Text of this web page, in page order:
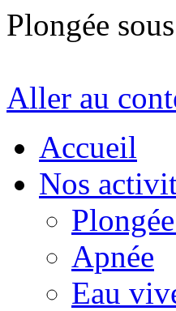
Plongée
Aller au
Accueil
Nos
Apnée
Eau